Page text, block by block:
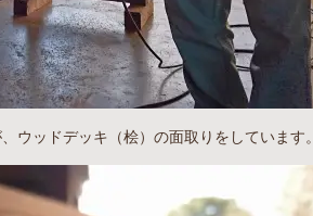
ウッドデッキ（桧）の面取りをしています。